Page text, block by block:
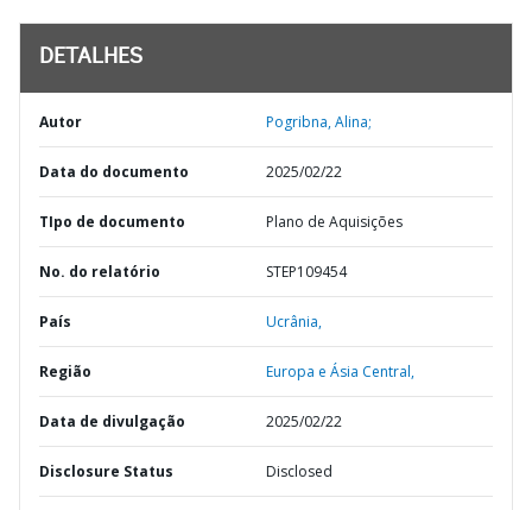
DETALHES
Autor Pogribna, Alina;
Data do documento 2025/02/22
TIpo de documento Plano de Aquisições
No. do relatório STEP109454
País Ucrânia,
Região Europa e Ásia Central,
Data de divulgação 2025/02/22
Disclosure Status Disclosed